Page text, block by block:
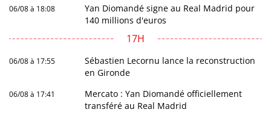
06/08 à 18:08
Yan Diomandé signe au Real Madrid pour
140 millions d'euros
17H
06/08 à 17:55
Sébastien Lecornu lance la reconstruction
en Gironde
06/08 à 17:41
Mercato : Yan Diomandé officiellement
transféré au Real Madrid